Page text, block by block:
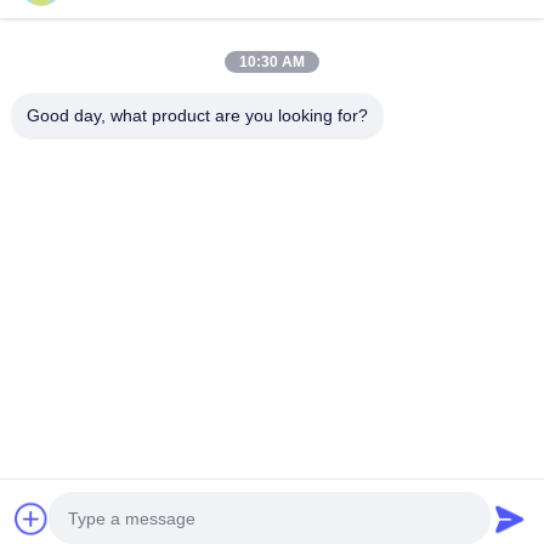
Çin İyi Kalite Dinamik Heykel Tedarikçi. Telif hakkı © 2026 Guangzhou
Shenbaolai International Trade Co., Ltd. - Tüm haklar saklıdır.
10:30 AM
Good day, what product are you looking for?